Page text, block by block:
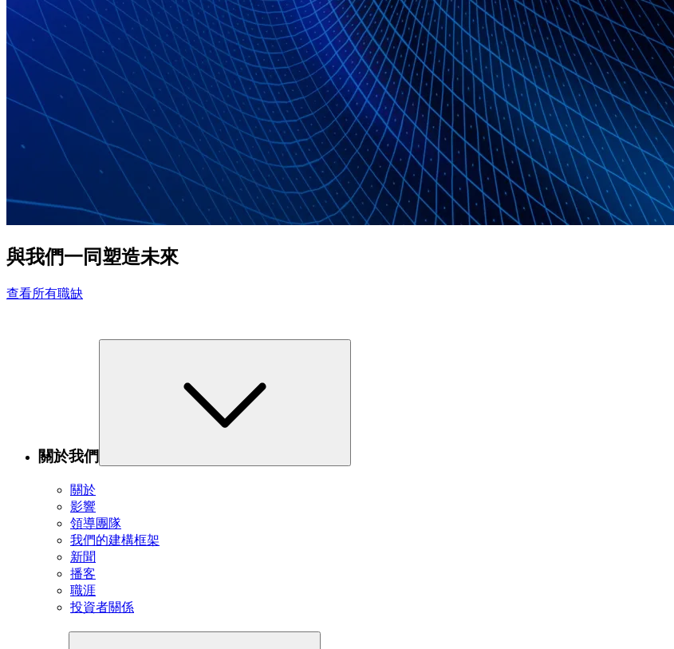
與我們一同塑造未來
查看所有職缺
關於我們
關於
影響
領導團隊
我們的建構框架
新聞
播客
職涯
投資者關係